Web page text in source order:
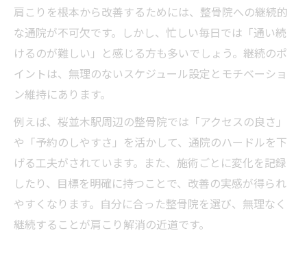
肩こりを根本から改善するためには、整骨院への継続的
な通院が不可欠です。しかし、忙しい毎日では「通い続
けるのが難しい」と感じる方も多いでしょう。継続のポ
イントは、無理のないスケジュール設定とモチベーショ
ン維持にあります。
例えば、桜並木駅周辺の整骨院では「アクセスの良さ」
や「予約のしやすさ」を活かして、通院のハードルを下
げる工夫がされています。また、施術ごとに変化を記録
したり、目標を明確に持つことで、改善の実感が得られ
やすくなります。自分に合った整骨院を選び、無理なく
継続することが肩こり解消の近道です。